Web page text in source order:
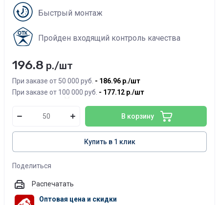
Быстрый монтаж
Пройден входящий контроль качества
196.8 р./шт
186.96 р./шт
При заказе от 50 000 руб.
177.12 р./шт
При заказе от 100 000 руб.
В корзину
Купить в 1 клик
Поделиться
Распечатать
Оптовая цена и скидки